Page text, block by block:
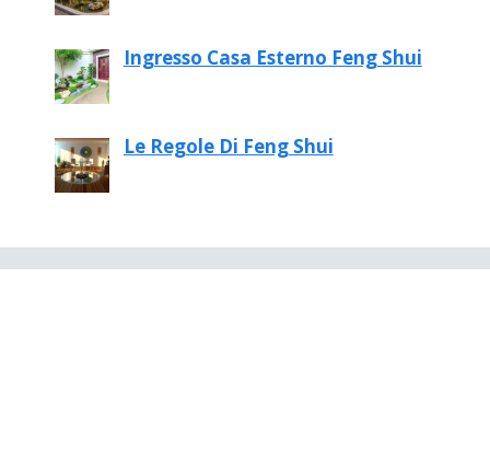
Ingresso Casa Esterno Feng Shui
Le Regole Di Feng Shui